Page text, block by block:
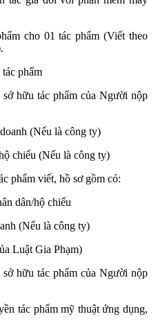
cho 01 tác phẩm (Viết theo
phẩm
hữu tác phẩm của Người nộp
(Nếu là công ty)
chiếu (Nếu là công ty)
phẩm viết, hồ sơ gồm có:
dân/hộ chiếu
(Nếu là công ty)
Luật Gia Phạm)
hữu tác phẩm của Người nộp
tác phẩm mỹ thuật ứng dụng,